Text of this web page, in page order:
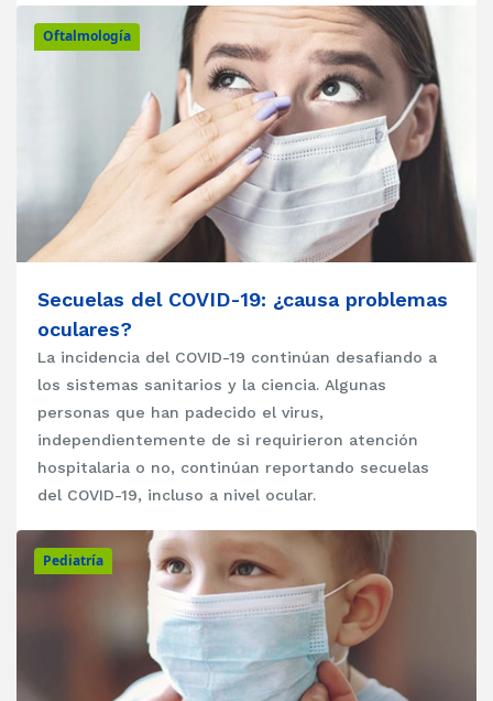
Oftalmología
Secuelas del COVID-19: ¿causa problemas
oculares?
La incidencia del COVID-19 continúan desafiando a
los sistemas sanitarios y la ciencia. Algunas
personas que han padecido el virus,
independientemente de si requirieron atención
hospitalaria o no, continúan reportando secuelas
del COVID-19, incluso a nivel ocular.
Pediatría